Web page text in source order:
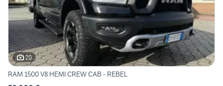
20
RAM 1500 V8 HEMI CREW CAB - REBEL